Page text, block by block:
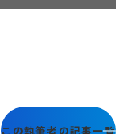
この執筆者の記事一覧